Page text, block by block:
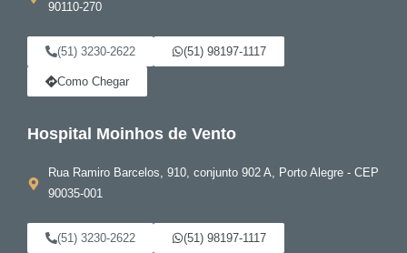
90110-270
(51) 3230-2622 (51) 98197-1117
Como Chegar
Hospital Moinhos de Vento
Rua Ramiro Barcelos, 910, conjunto 902 A, Porto Alegre - CEP
90035-001
(51) 3230-2622 (51) 98197-1117